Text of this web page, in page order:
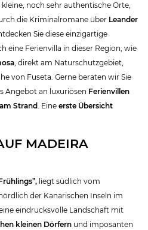
noch sehr authentische Orte,
die Kriminalromane über Leander
Sie diese einzigartige
eine Ferienvilla in dieser Region, wie
, direkt am Naturschutzgebiet,
von Fuseta. Gerne beraten wir Sie
Angebot an luxuriösen Ferienvillen
Strand. Eine erste Übersicht
MADEIRA
liegt südlich vom
der Kanarischen Inseln im
eindrucksvolle Landschaft mit
kleinen Dörfern und imposanten